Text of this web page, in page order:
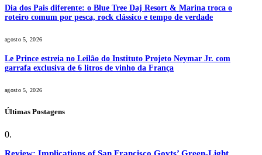
Dia dos Pais diferente: o Blue Tree Daj Resort & Marina troca o
roteiro comum por pesca, rock clássico e tempo de verdade
agosto 5, 2026
Le Prince estreia no Leilão do Instituto Projeto Neymar Jr. com
garrafa exclusiva de 6 litros de vinho da França
agosto 5, 2026
Últimas Postagens